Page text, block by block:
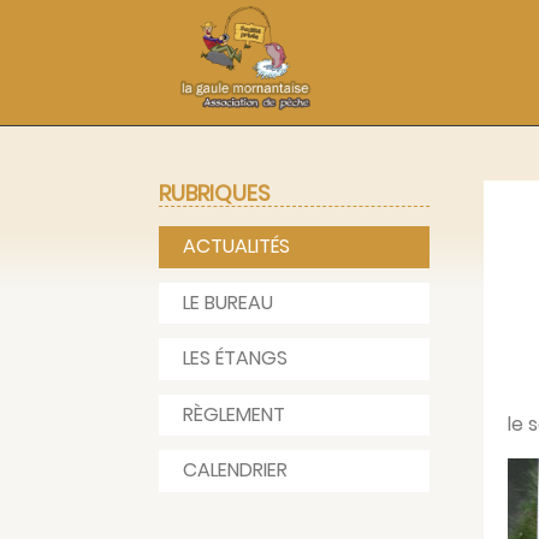
le
RUBRIQUES
ACTUALITÉS
LE BUREAU
LES ÉTANGS
RÈGLEMENT
CALENDRIER